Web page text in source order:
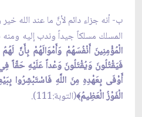
ب- أنه جزاء دائم لأنّ‏َ ما عند الله خير
المسلك مسلكاً جيداً وندب إليه ومنه
الْمُؤْمِنِينَ أَنْفُسَهُمْ وَأَمْوَالَهُمْ بِأَنّ‏َ
فَيَقْتُلُونَ وَيُقْتَلُونَ وَعْداً عَلَيْهِ حَقّاً فِي
أَوْفَى بِعَهْدِهِ مِنَ اللَّهِ فَاسْتَبْشِرُوا
الْفَوْزُ الْعَظِيمُ﴾(التوبة:111).